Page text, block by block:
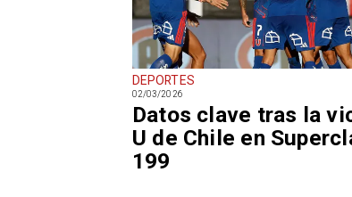
DEPORTES
02/03/2026
Datos clave tras la
U de Chile en
199